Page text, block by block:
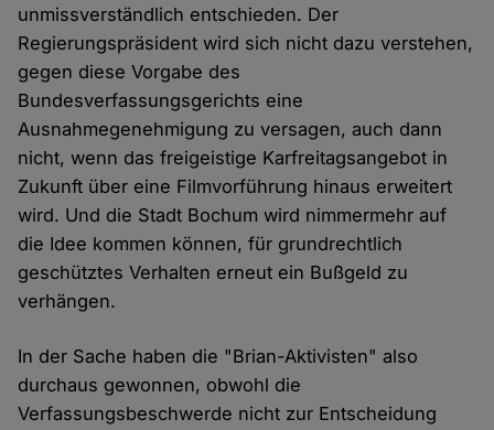
unmissverständlich entschieden. Der
Regierungspräsident wird sich nicht dazu verstehen,
gegen diese Vorgabe des
Bundesverfassungsgerichts eine
Ausnahmegenehmigung zu versagen, auch dann
nicht, wenn das freigeistige Karfreitagsangebot in
Zukunft über eine Filmvorführung hinaus erweitert
wird. Und die Stadt Bochum wird nimmermehr auf
die Idee kommen können, für grundrechtlich
geschütztes Verhalten erneut ein Bußgeld zu
verhängen.
In der Sache haben die "Brian-Aktivisten" also
durchaus gewonnen, obwohl die
Verfassungsbeschwerde nicht zur Entscheidung